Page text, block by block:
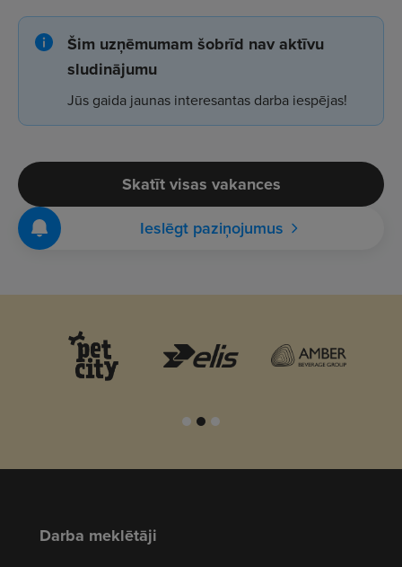
Šim uzņēmumam šobrīd nav aktīvu
sludinājumu
Jūs gaida jaunas interesantas darba iespējas!
Skatīt visas vakances
Ieslēgt paziņojumus
Darba meklētāji